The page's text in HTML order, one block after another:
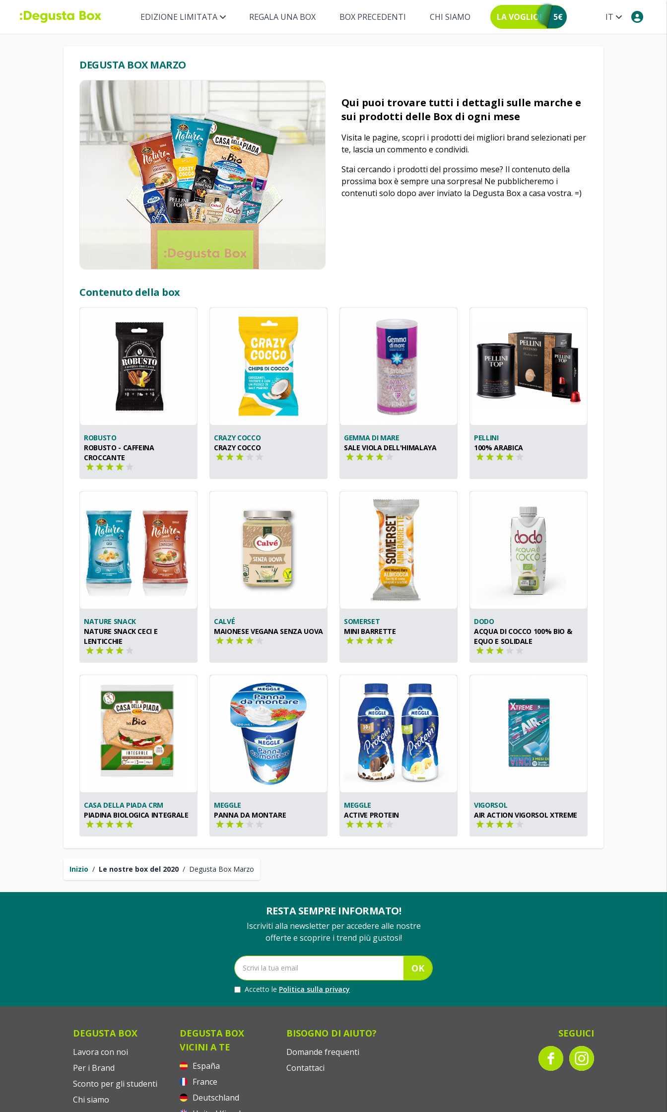
IT
EDIZIONE LIMITATA REGALA UNA BOX BOX PRECEDENTI CHI SIAMO LA VOGLIO! 5€
Inizio / Le nostre box del 2020 / Degusta Box Marzo
DEGUSTA BOX MARZO
Qui puoi trovare tutti i dettagli sulle marche e
sui prodotti delle Box di ogni mese
Visita le pagine, scopri i prodotti dei migliori brand selezionati per
te, lascia un commento e condividi.
Stai cercando i prodotti del prossimo mese? Il contenuto della
prossima box è sempre una sorpresa! Ne pubblicheremo i
contenuti solo dopo aver inviato la Degusta Box a casa vostra. =)
Contenuto della box
ROBUSTO
ROBUSTO - CAFFEINA
CROCCANTE
CRAZY COCCO
CRAZY COCCO
GEMMA DI MARE
SALE VIOLA DELL'HIMALAYA
PELLINI
100% ARABICA
NATURE SNACK
NATURE SNACK CECI E
LENTICCHIE
CALVÉ
MAIONESE VEGANA SENZA UOVA
SOMERSET
MINI BARRETTE
DODO
ACQUA DI COCCO 100% BIO &
EQUO E SOLIDALE
CASA DELLA PIADA CRM
PIADINA BIOLOGICA INTEGRALE
MEGGLE
PANNA DA MONTARE
MEGGLE
ACTIVE PROTEIN
VIGORSOL
AIR ACTION VIGORSOL XTREME
RESTA SEMPRE INFORMATO!
Iscriviti alla newsletter per accedere alle nostre
offerte e scoprire i trend più gustosi!
OK
Accetto le Politica sulla privacy
DEGUSTA BOX
Lavora con noi
Per i Brand
Sconto per gli studenti
Chi siamo
DEGUSTA BOX
VICINI A TE
España
France
Deutschland
BISOGNO DI AIUTO?
Domande frequenti
Contattaci
SEGUICI